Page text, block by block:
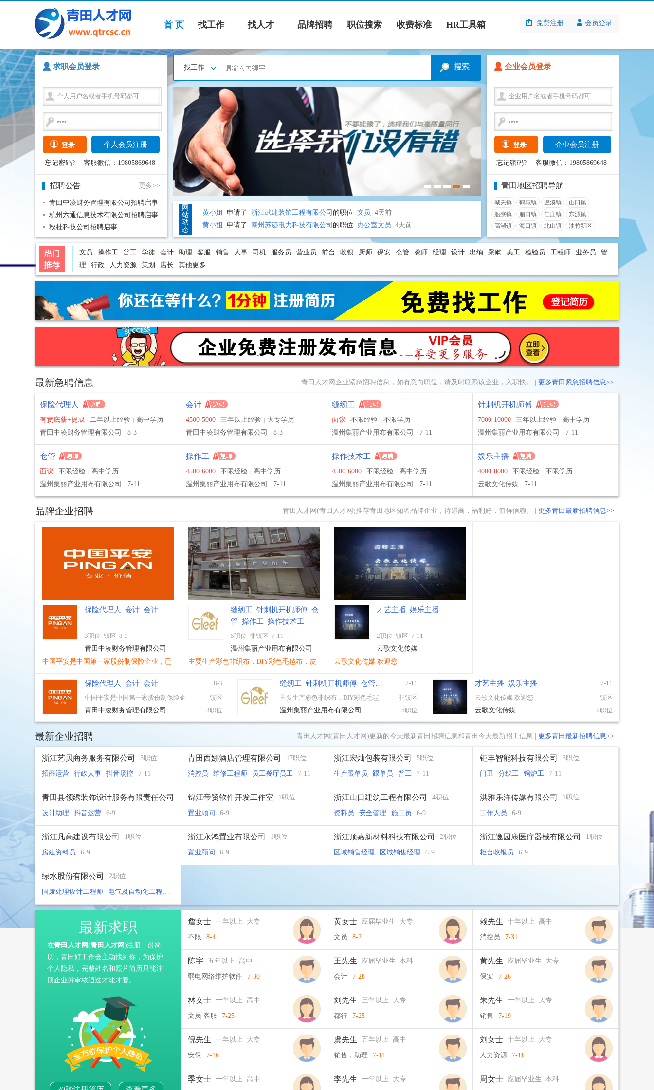
首 页 找工作 找人才 品牌招聘 职位搜索 收费标准 HR工具箱 免费注册 会员登录
求职会员登录
登录 个人会员注册
忘记密码? 客服微信：19805869648
招聘公告 更多>>
青田中凌财务管理有限公司招聘启事
杭州六通信息技术有限公司招聘启事
秋桂科技公司招聘启事
找工作
网
站
动
态
詹小姐 登录了本站开始求职
2天前
青田中凌财务管理有限公司 登录了本站开始招聘
3天前
青田中凌财务管理有限公司
登录了本站开始招聘
青田中凌财务管理有限公司
登录了本站开始招聘
黄小姐 申请了 文员
黄小姐 申请了 青田西娜酒店管理有限公司的职位 工程部文员 4天前
黄小姐
申请了 浙江武建装饰工程有限公司 的职位 文员 4天前
黄小姐
申请了 泰州苏迹电力科技有限公司 的职位 办公室文员 4天前
黄小姐 申请了 浙江爱铂安防科技有限公司的职位 生产计划文员 4天前
黄小姐 申请了 塔山下 的职位 档案文员 4天前
黄小姐
黄小姐 申请了 钜丰智能科技有限公司的职位 文员 4天前
黄小姐
登录了本站开始求职
4天前
赖先生 登录了本站开始求职 6天前
陈先生
登录了本站开始求职
7天前
陈先生 申请了 钜丰智能科技有限公司的职位 网路管理员
7天前
詹小姐 登录了本站开始求职 2天前
登录了本站开始招聘
青田中凌财务管理有限公司
登录了本站开始招聘 3天前
黄小姐
申请了 青田欧源家居有限公司 的职位 文员 4天前
黄小姐
申请了 青田西娜酒店管理有限公司的职位 工程部文员
4天前
黄小姐 申请了 泰州苏迹电力科技有限公司的职位 办公室文员 4天前
钜丰智能科技有限公司 的职位 文员
4天前
黄小姐 登录了本站开始求职 4天前
黄小姐
注册成为网站个人会员
4天前
赖先生 登录了本站开始求职 6天前
陈先生
登录了本站开始求职 7天前
陈先生
申请了 钜丰智能科技有限公司 网路管理员 7天前
企业会员登录
登录 企业会员注册
忘记密码? 客服微信：19805869648
青田地区招聘导航
城关镇 鹤城镇 温溪镇
山口镇
船寮镇
腊口镇 仁庄镇
东源镇
高湖镇
海口镇 北山镇 油竹新区
文员 操作工 普工 学徒 会计 助理 客服 销售 人事 司机 服务员 营业员 前台 收银 厨师 保安 仓管 教师 经理 设计 出纳 采购 美工 检验员 工程师 业务员
管
理
行政 人力资源 策划 店长 其他更多
最新急聘信息 青田人才网 企业紧急招聘信息，如有意向职位，请及时联系该企业，入职快。 | 更多青田紧急招聘信息>>
保险代理人
有责底薪+提成 二年以上经验
高中学历
青田中凌财务管理有限公司
8-3
会计
4500-5000 三年以上经验
大专学历
青田中凌财务管理有限公司
8-3
缝纫工
面议 不限经验
不限学历
温州集丽产业用布有限公司
7-11
针刺机开机师傅
7000-10000 三年以上经验
高中学历
温州集丽产业用布有限公司
7-11
仓管
面议 不限经验
高中学历
温州集丽产业用布有限公司
7-11
操作工
4500-6000 不限经验
高中学历
温州集丽产业用布有限公司
7-11
操作技术工
4500-6000 不限经验
高中学历
温州集丽产业用布有限公司
7-11
娱乐主播
4000-8000 不限经验
不限学历
云歌文化传媒
7-11
品牌企业招聘 青田人才网(青田人才网 )推荐青田地区知名品牌企业，待遇高，福利好，值得信赖。 | 更多青田最新招聘信息>>
保险代理人 会计 会计
3职位 镇区 8-3
青田中凌财务管理有限公司
中国平安是中国第一家股份制保险企业，已
务为一体的整合、紧密、多元的综合金融服
务集团。
缝纫工 针刺机开机师傅 仓
管 操作工 操作技术工
5职位 非镇区 7-11
温州集丽产业用布有限公司
主要生产彩色非织布，DIY彩色毛毡布，皮
才艺主播 娱乐主播
2职位 镇区 7-11
云歌文化传媒
云歌文化传媒 欢迎您
保险代理人 会计 会计
8-3
中国平安是中国第一家股份制保险企
业，已经发展成为金融保险、银行、
镇区
青田中凌财务管理有限公司
3职位
缝纫工 针刺机开机师傅 仓管 操作工 操作技术工
7-11
主要生产彩色非织布，DIY彩色毛毡
布，皮革复合布，汽车内饰布，鞋
非镇区
温州集丽产业用布有限公司
5职位
才艺主播 娱乐主播
7-11
云歌文化传媒 欢迎您
镇区
云歌文化传媒
2职位
最新企业招聘 青田人才网(青田人才网)更新的今天最新青田招聘信息和青田今天最新招工信息 | 更多青田最新招聘信息>>
浙江艺贝商务服务有限公司 3职位
招商运营 行政人事 抖音场控 7-11
青田西娜酒店管理有限公司 17职位
消控员 维修工程师 员工餐厅员工 7-11
浙江宏灿包装有限公司 5职位
生产跟单员 跟单员 普工 7-11
钜丰智能科技有限公司 3职位
门卫 分线工 锅炉工 7-11
青田县领绣装饰设计服务有限责任公司
2职位
设计助理 抖音运营 6-9
锦江帝贸软件开发工作室 1职位
置业顾问 6-9
浙江山口建筑工程有限公司 4职位
资料员 安全管理 施工员 6-9
洪雅乐洋传媒有限公司 1职位
工作人员 6-9
浙江凡高建设有限公司 1职位
房建资料员 6-9
浙江永鸿置业有限公司 1职位
置业顾问 6-9
浙江顶嘉新材料科技有限公司 2职位
区域销售经理 区域销售经理 6-9
浙江逸园康医疗器械有限公司 1职位
柜台收银员 6-9
绿水股份有限公司 2职位
固废处理设计工程师 电气及自动化工程师
最新求职
在青田人才网(青田人才网)注册一份简
历，青田好工作会主动找到你，为保护
个人隐私，完整姓名和照片简历只能注
册企业并审核通过才能才看。
詹女士 一年以上 大专
不限 8-4
黄女士 应届毕业生 大专
文员 8-2
赖先生 十年以上 高中
消控员 7-31
陈宇 五年以上 高中
弱电网络维护软件 7-30
王先生 应届毕业生 本科
会计 7-28
黄先生 应届毕业生 大专
保安 7-26
林女士 一年以上 高中
文员 客服 7-25
刘先生 三年以上 大专
都行 7-25
朱先生 一年以上 大专
销售 7-19
倪先生 一年以上 大专
安保 7-16
虞先生 五年以上 高中
销售，助理 7-11
刘女士 十年以上 大专
人力资源 7-11
季女士 一年以上 高中 李先生 一年以上 大专 周女士 应届毕业生 本科